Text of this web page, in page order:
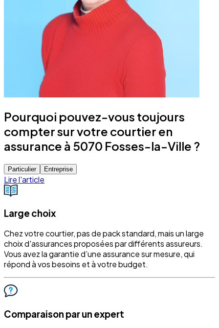
Pourquoi pouvez-vous toujours
compter sur votre courtier en
assurance à 5070 Fosses-la-Ville ?
Particulier Entreprise
Lire l'article
Large choix
Chez votre courtier, pas de pack standard, mais un large
choix d'assurances proposées par différents assureurs.
Vous avez la garantie d’une assurance sur mesure, qui
répond à vos besoins et à votre budget.
Comparaison par un expert